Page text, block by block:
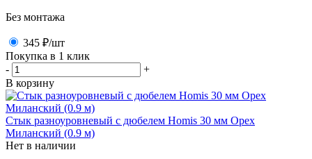
Без монтажа
345 ₽/шт
Покупка в 1 клик
-
+
В корзину
Стык разноуровневый с дюбелем Homis 30 мм Орех
Миланский (0.9 м)
Нет в наличии